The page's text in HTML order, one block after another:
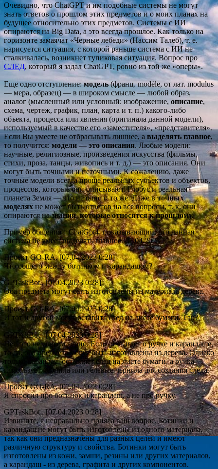
Очевидно, что ChatGPT и им подобные системы не могут
знать ответов о прошлом этих предметов и о моих планах на
будущее относительно этих предметов. Системы с ИИ
опираются на Big Data, а это всегда прошлое. Как только на
горизонте замаячат «Черные лебеди» (Нассим Талеб), т. е.
нарисуется ситуация, с которой раньше система с ИИ не
сталкивалась, возникнет тупиковая ситуация. Вопрос про
СЛЕД, который я задал ChatGPT, ровно из той же «оперы».
Еще одно отступление:модель(франц. modèle, от лат. modulus
— мера, образец) — в широком смысле — любой образ,
аналог (мысленный или условный: изображение, описание,
схема, чертеж, график, план, карта и т. п.) какого-либо
объекта, процесса или явления (оригинала данной модели),
используемый в качестве его «заместителя», «представителя».
Если Вы умеете не отбрасывать лишнее, а выделять главное,
то получится: модели — это описания. Любые модели:
научные, религиозные, произведения искусства (фильмы,
стихи, проза, танцы, живопись и т. д.) — это описания. Они
могут быть точными и неточными. К сожалению, даже
точные модели всегда проще реальных субъектов и объектов,
процессов, которые они описывают. Глобус и реальная
планета Земля — это не одно и то же. Даже вточных
моделях не может быть ответов на все вопросы, т. к. они
опираются назнания, которые относятся к прошлому.
Пример общения с ChatGpt4, показывающий, что данная
система не умеет выделять главное. 07.04.2023
Проект GO-RA, [07.04.2023 0:28]
Что общего между ботинком и карандашом?
GPTaskBot., [07.04.2023 0:28]
Оба предмета могут быть изготовлены из материала дерева.
Проект GO-RA, [07.04.2023 0:28]
И тот и другой могут оставить след на листе бумаги. Так?
GPTaskBot., [07.04.2023 0:28]
Нет, это не совсем верно. Если речь идет о ручке и карандаше,
то да, оба предмета могут быть изготовлены из дерева. Однако
только карандаш оставляет след на листе бумаги, а ручка
использует чернила или гелевые чернила для создания следа.
Проект GO-RA, [07.04.2023 0:28]
Я спросил про ботинок и карандаш, а не про ручку.
GPTaskBot,, [07.04.2023 0:28]
Извините, я неправильно поняла ваш вопрос. Ботинки и
карандаш не могут быть изготовлены из одного материала,
так как они предназначены для разных целей и имеют
различную структуру и свойства. Ботинки могут быть
изготовлены из кожи, замши, резины или других материалов,
а карандаш - из дерева, графита и других компонентов.